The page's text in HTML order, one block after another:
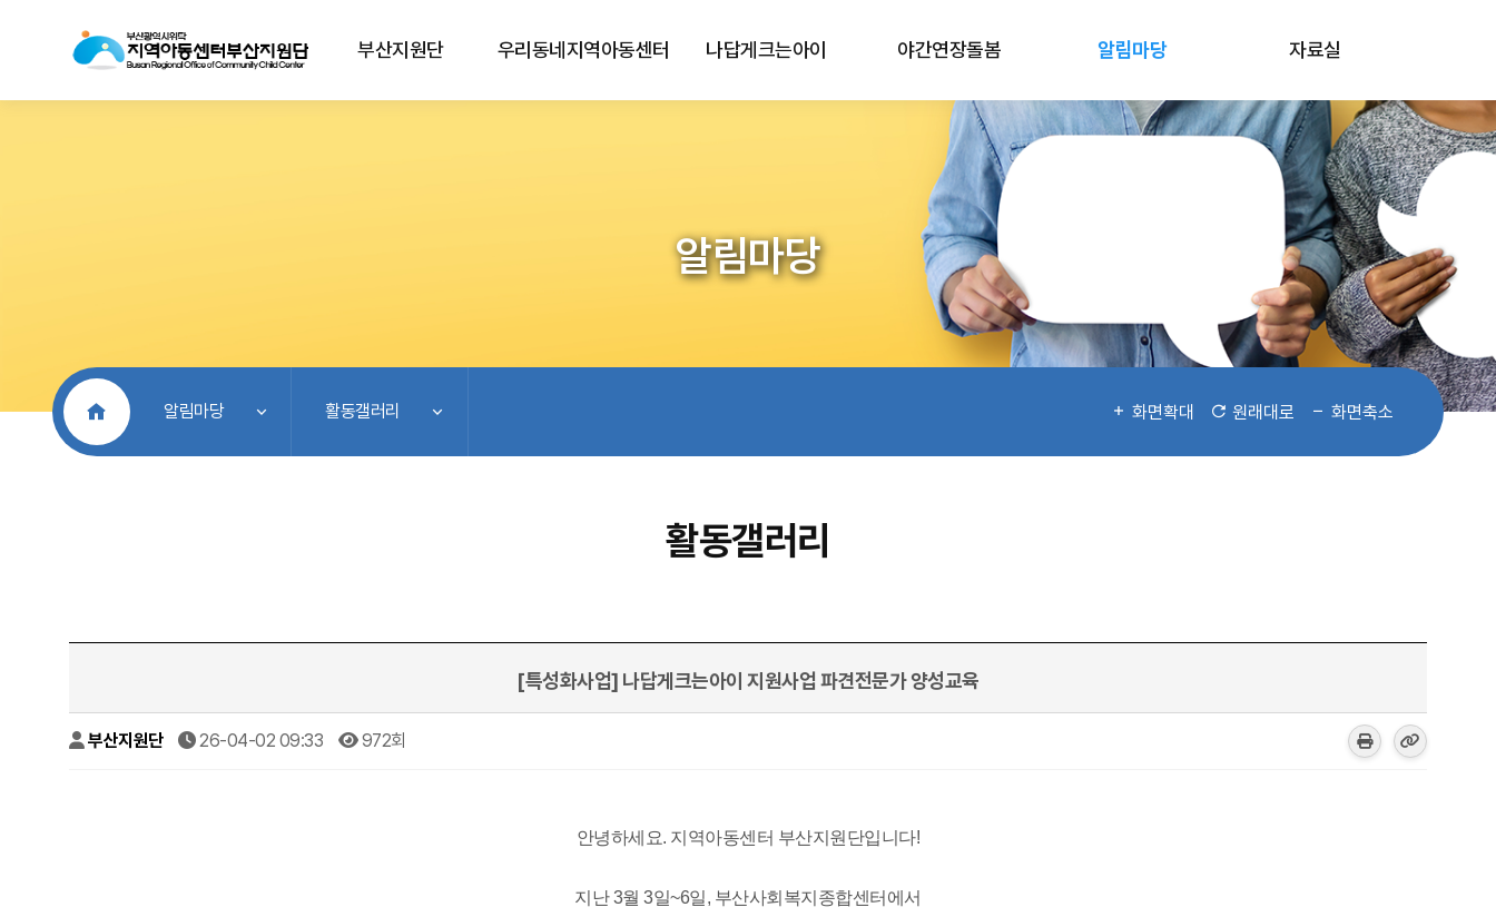
부산지원단 우리동네지역아동센터 나답게크는아이 야간연장돌봄 알림마당 자료실
알림마당
처음으로알림마당 활동갤러리 화면확대 원래대로 화면축소
활동갤러리
[특성화사업] 나답게크는아이 지원사업 파견전문가 양성교육
부산지원단 26-04-02 09:33 972회
안녕하세요. 지역아동센터 부산지원단입니다!
지난 3월 3일~6일, 부산사회복지종합센터에서